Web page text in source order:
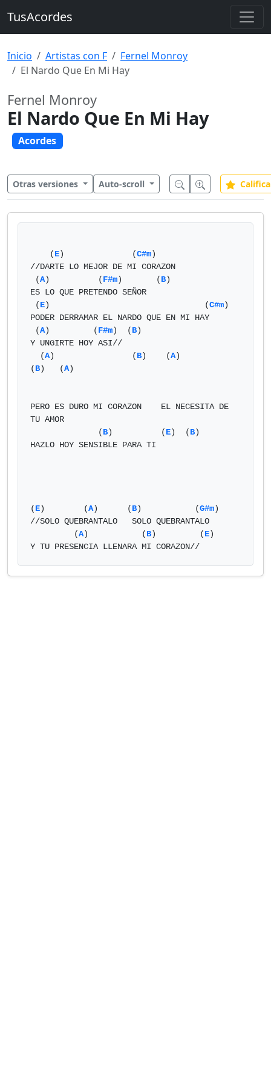
TusAcordes
Inicio Artistas con F
Fernel Monroy
El Nardo Que En Mi Hay
Fernel Monroy
El Nardo Que En Mi Hay
Acordes
Otras versiones Auto-scroll
    (
E)              (C#m)
//DARTE LO MEJOR DE MI CORAZON
(A)          (F#m)       (B)
ES LO QUE PRETENDO SEÑOR
(E)                                (C#m)
PODER DERRAMAR EL NARDO QUE EN MI HAY
(A)         (F#m)  (B)
Y UNGIRTE HOY ASI//
  (
A)                (B)    (A)
(B)   (A)
PERO ES DURO MI CORAZON    EL NECESITA DE
TU AMOR
              (
B)          (E)  (B)
HAZLO HOY SENSIBLE PARA TI
(E)        (A)      (B)           (G#m)
//SOLO QUEBRANTALO   SOLO QUEBRANTALO
         (
A)           (B)         (E)